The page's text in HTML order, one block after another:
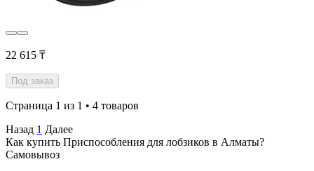
22 615 ₸
Под заказ
Страница 1 из 1 • 4 товаров
Назад 1 Далее
Как купить Приспособления для лобзиков в Алматы?
Самовывоз